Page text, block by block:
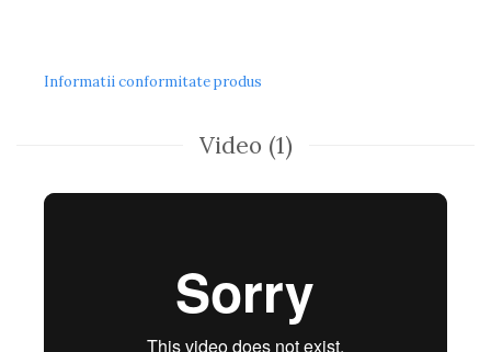
Informatii conformitate produs
Video (1)